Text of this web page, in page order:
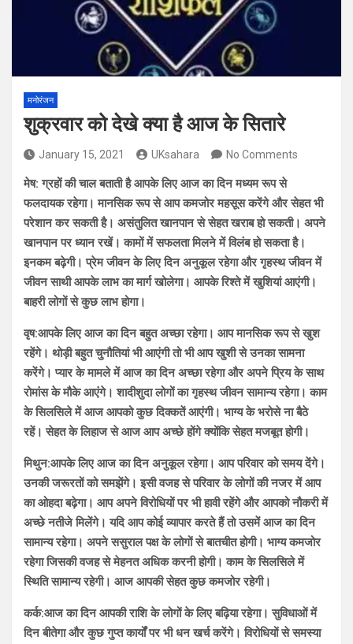
मनोरंजन
शुक्रवार को देखे क्या है आज के सितारे
January 15, 2021 UKsahara No Comments
मेष: ग्रहों की चाल बताती है आपके लिए आज का दिन मध्यम रूप से
फलदायक रहेगा। मानसिक रूप से आप कमजोर महसूस करेंगे और सेहत भी
परेशान कर सकती है। असंतुलित खानपान से सेहत खराब हो सकती। अपने
खानपान पर ध्यान रखें। कामों में सफलता मिलने में विलंब हो सकता है।
इनकम बढ़ेगी। प्रेम जीवन के लिए दिन अनुकूल रहेगा और गृहस्थ जीवन में
जीवन साथी आपके लाभ का मार्ग खोलेगा। आपके रिश्ते में खुशियां आएंगी।
बाहरी लोगों से कुछ लाभ होगा।
वृष:आपके लिए आज का दिन बहुत अच्छा रहेगा। आप मानसिक रूप से खुश
रहेंगे। थोड़ी बहुत चुनौतियां भी आएंगी तो भी आप खुशी से उनका सामना
करेंगे। प्यार के मामले में आज का दिन अच्छा रहेगा और अपने प्रिय के साथ
रोमांस के मौके आएंगे। शादीशुदा लोगों का गृहस्थ जीवन सामान्य रहेगा। काम
के सिलसिले में आज आपको कुछ दिक्कतें आएंगी। भाग्य के भरोसे ना बैठे
रहें। सेहत के लिहाज से आज आप अच्छे होंगे क्योंकि सेहत मजबूत होगी।
मिथुन:आपके लिए आज का दिन अनुकूल रहेगा। आप परिवार को समय देंगे।
उनकी जरूरतों को समझेंगे। इसी वजह से परिवार के लोगों की नजर में आप
का ओहदा बढ़ेगा। आप अपने विरोधियों पर भी हावी रहेंगे और आपको नौकरी में
अच्छे नतीजे मिलेंगे। यदि आप कोई व्यापार करते हैं तो उसमें आज का दिन
सामान्य रहेगा। अपने ससुराल पक्ष के लोगों से बातचीत होगी। भाग्य कमजोर
रहेगा जिसकी वजह से मेहनत अधिक करनी होगी। काम के सिलसिले में
स्थिति सामान्य रहेगी। आज आपकी सेहत कुछ कमजोर रहेगी।
कर्क:आज का दिन आपकी राशि के लोगों के लिए बढ़िया रहेगा। सुविधाओं में
दिन बीतेगा और कुछ गुप्त कार्यों पर भी धन खर्च करेंगे। विरोधियों से समस्या